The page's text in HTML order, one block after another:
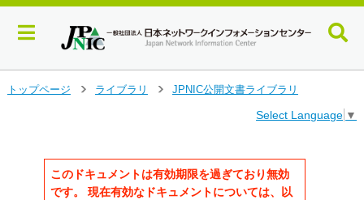
トップページ
ライブラリ
JPNIC公開文書ライブラリ
Select Language ▼
このドキュメントは有効期限を過ぎており無効
です。 現在有効なドキュメントについては、以